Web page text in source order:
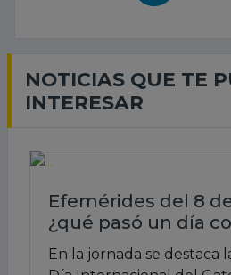
NOTICIAS QUE TE
INTERESAR
Efemérides del 8
¿qué pasó un día
En la jornada se destaca